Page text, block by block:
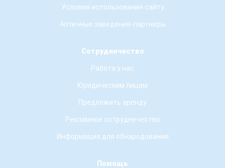
Условия использования сайту
Аптечные заведения-партнеры
Сотрудничество
Работа у нас
Юридическим лицам
Предложить аренду
Рекламное сотруднечество
Информация для обнародования
Помощь